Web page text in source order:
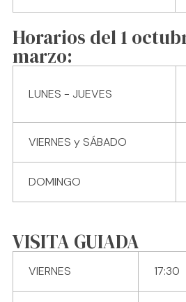
Horarios del 1
marzo:
LUNES - JUEVES
VIERNES y SÁBADO
DOMINGO
VISITA GUIADA
VIERNES 17:30